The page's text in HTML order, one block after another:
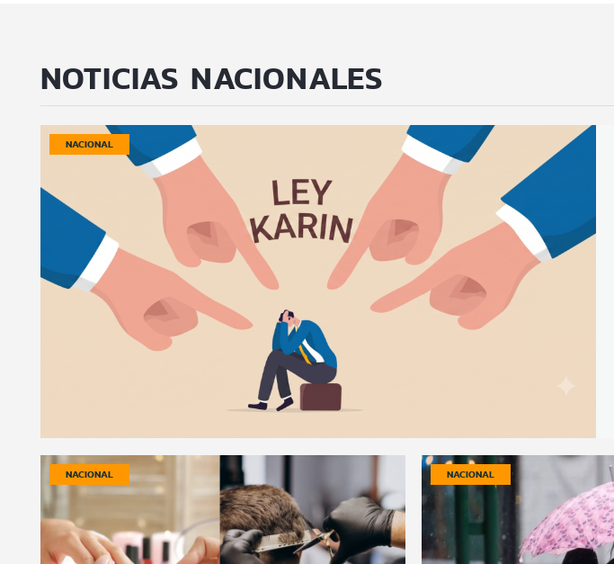
NOTICIAS NACIONALES
NACIONAL
NACIONAL NACIONAL